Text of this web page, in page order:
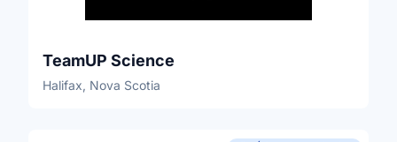
TeamUP Science
Halifax, Nova Scotia